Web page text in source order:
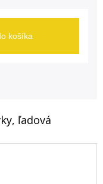
košíka
ľadová